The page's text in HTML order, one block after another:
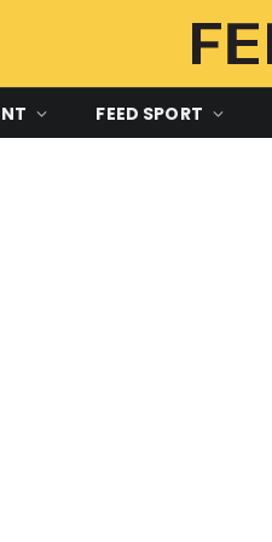
FEED SPORT